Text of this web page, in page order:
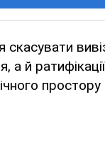
скасувати
а й